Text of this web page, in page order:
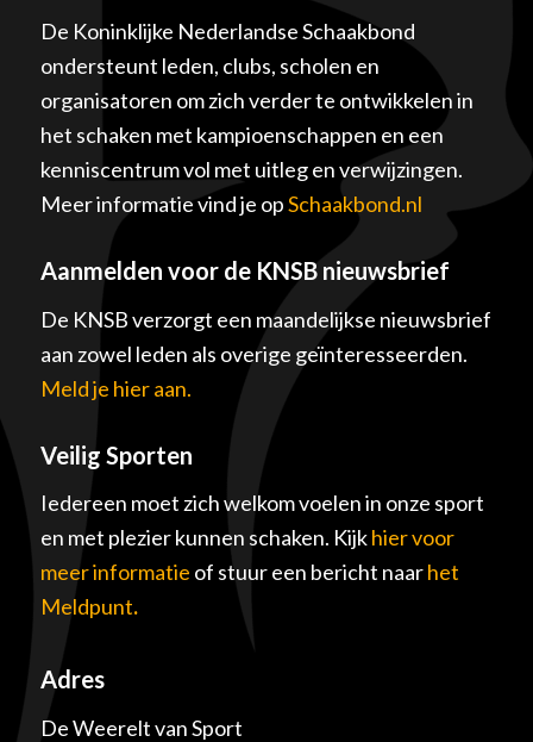
De Koninklijke Nederlandse Schaakbond
ondersteunt leden, clubs, scholen en
organisatoren om zich verder te ontwikkelen in
het schaken met kampioenschappen en een
kenniscentrum vol met uitleg en verwijzingen.
Meer informatie vind je opSchaakbond.nl
Aanmelden voor de KNSB nieuwsbrief
De KNSB verzorgt een maandelijkse nieuwsbrief
aan zowel leden als overige geïnteresseerden.
Meld je hier aan.
Veilig Sporten
Iedereen moet zich welkom voelen in onze sport
en met plezier kunnen schaken. Kijkhier voor
meer informatie of stuur een bericht naarhet
Meldpunt.
Adres
De Weerelt van Sport